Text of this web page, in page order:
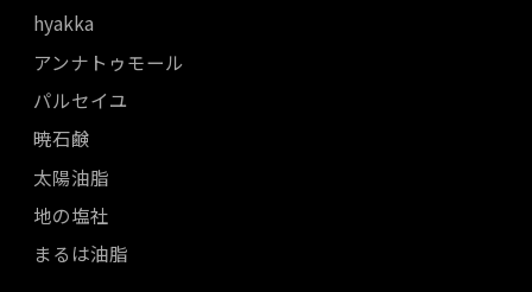
hyakka
アンナトゥモール
パルセイユ
暁石鹸
太陽油脂
地の塩社
まるは油脂